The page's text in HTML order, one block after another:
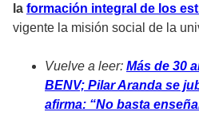
la formación integral de los
vigente la misión social de la
Vuelve a leer: Más de 30
BENV; Pilar Aranda se
afirma: “No basta